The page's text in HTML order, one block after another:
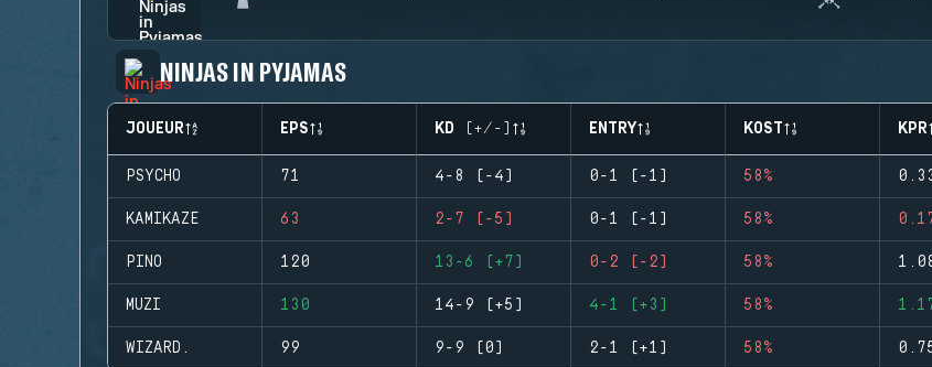
NINJAS IN PYJAMAS
JOUEUR EPS KD (+/-) ENTRY KOST KPR
PSYCHO 71 4-8 (-4) 0-1 (-1) 58%
KAMIKAZE 63 2-7 (-5) 0-1 (-1) 58%
PINO 120 13-6 (+7) 0-2 (-2) 58%
MUZI 130 14-9 (+5) 4-1 (+3) 58%
WIZARD. 99 9-9 (0) 2-1 (+1) 58%